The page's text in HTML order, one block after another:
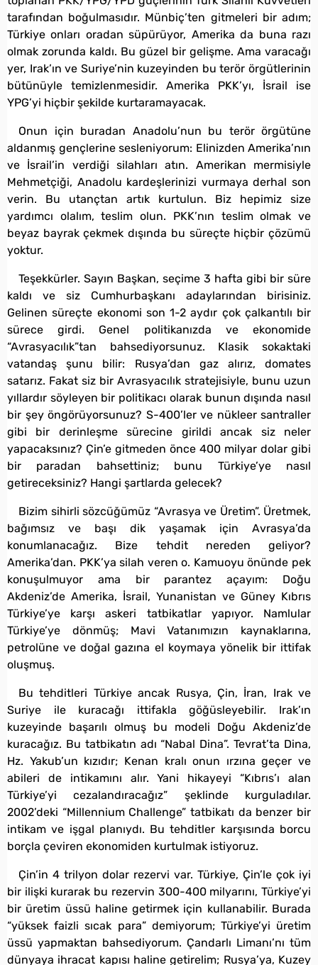
tarafından boğulmasıdır. Münbiç’ten gitmeleri bir adım;
Türkiye onları oradan süpürüyor, Amerika da buna razı
olmak zorunda kaldı. Bu güzel bir gelişme. Ama varacağı
yer, Irak’ın ve Suriye’nin kuzeyinden bu terör örgütlerinin
bütünüyle temizlenmesidir. Amerika PKK’yı, İsrail ise
YPG’yi hiçbir şekilde kurtaramayacak.
Onun için buradan Anadolu’nun bu terör örgütüne
aldanmış gençlerine sesleniyorum: Elinizden Amerika’nın
ve İsrail’in verdiği silahları atın. Amerikan mermisiyle
Mehmetçiği, Anadolu kardeşlerinizi vurmaya derhal son
verin. Bu utançtan artık kurtulun. Biz hepimiz size
yardımcı olalım, teslim olun. PKK’nın teslim olmak ve
beyaz bayrak çekmek dışında bu süreçte hiçbir çözümü
yoktur.
Teşekkürler. Sayın Başkan, seçime 3 hafta gibi bir süre
kaldı ve siz Cumhurbaşkanı adaylarından birisiniz.
Gelinen süreçte ekonomi son 1-2 aydır çok çalkantılı bir
sürece girdi. Genel politikanızda ve ekonomide
“Avrasyacılık”tan bahsediyorsunuz. Klasik sokaktaki
vatandaş şunu bilir: Rusya’dan gaz alırız, domates
satarız. Fakat siz bir Avrasyacılık stratejisiyle, bunu uzun
yıllardır söyleyen bir politikacı olarak bunun dışında nasıl
bir şey öngörüyorsunuz? S-400’ler ve nükleer santraller
gibi bir derinleşme sürecine girildi ancak siz neler
yapacaksınız? Çin’e gitmeden önce 400 milyar dolar gibi
bir paradan bahsettiniz; bunu Türkiye’ye nasıl
getireceksiniz? Hangi şartlarda gelecek?
Bizim sihirli sözcüğümüz “Avrasya ve Üretim”. Üretmek,
bağımsız ve başı dik yaşamak için Avrasya’da
konumlanacağız. Bize tehdit nereden geliyor?
Amerika’dan. PKK’ya silah veren o. Kamuoyu önünde pek
konuşulmuyor ama bir parantez açayım: Doğu
Akdeniz’de Amerika, İsrail, Yunanistan ve Güney Kıbrıs
Türkiye’ye karşı askeri tatbikatlar yapıyor. Namlular
Türkiye’ye dönmüş; Mavi Vatanımızın kaynaklarına,
petrolüne ve doğal gazına el koymaya yönelik bir ittifak
oluşmuş.
Bu tehditleri Türkiye ancak Rusya, Çin, İran, Irak ve
Suriye ile kuracağı ittifakla göğüsleyebilir. Irak’ın
kuzeyinde başarılı olmuş bu modeli Doğu Akdeniz’de
kuracağız. Bu tatbikatın adı “Nabal Dina”. Tevrat’ta Dina,
Hz. Yakub’un kızıdır; Kenan kralı onun ırzına geçer ve
abileri de intikamını alır. Yani hikayeyi “Kıbrıs’ı alan
Türkiye’yi cezalandıracağız” şeklinde kurguladılar.
2002’deki “Millennium Challenge” tatbikatı da benzer bir
intikam ve işgal planıydı. Bu tehditler karşısında borcu
borçla çeviren ekonomiden kurtulmak istiyoruz.
Çin’in 4 trilyon dolar rezervi var. Türkiye, Çin’le çok iyi
bir ilişki kurarak bu rezervin 300-400 milyarını, Türkiye’yi
bir üretim üssü haline getirmek için kullanabilir. Burada
“yüksek faizli sıcak para” demiyorum; Türkiye’yi üretim
üssü yapmaktan bahsediyorum. Çandarlı Limanı’nı tüm
dünyaya ihracat kapısı haline getirelim; Rusya’ya, Kuzey